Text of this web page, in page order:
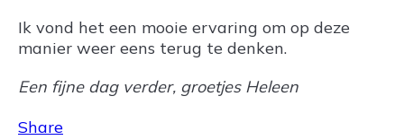
Ik vond het een mooie ervaring om op deze
manier weer eens terug te denken.
Een fijne dag verder, groetjes Heleen
Share